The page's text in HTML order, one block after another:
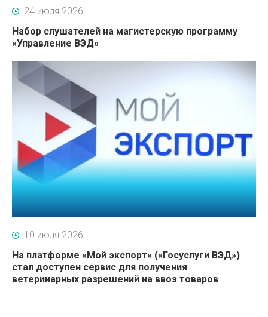
24 июля 2026
Набор слушателей на магистерскую программу
«Управление ВЭД»
10 июля 2026
На платформе «Мой экспорт» («Госуслуги ВЭД»)
стал доступен сервис для получения
ветеринарных разрешений на ввоз товаров